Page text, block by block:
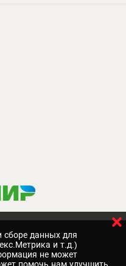
сборе данных для
и т.д.)
не может